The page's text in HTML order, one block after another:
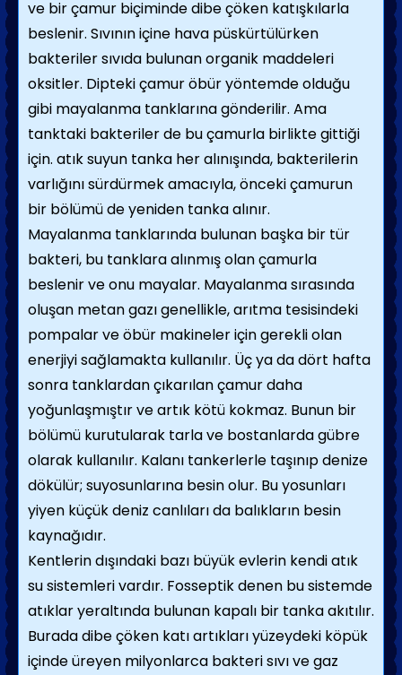
ve bir çamur biçiminde dibe çöken katışkılarla
beslenir. Sıvının içine hava püskürtülürken
bakteriler sıvıda bulu­nan organik maddeleri
oksitler. Dipteki ça­mur öbür yöntemde olduğu
gibi mayalanma tanklarına gönderilir. Ama
tanktaki bakteri­ler de bu çamurla birlikte gittiği
için. atık suyun tanka her alınışında, bakterilerin
varlı­ğını sürdürmek amacıyla, önceki çamurun
bir bölümü de yeniden tanka alınır.
Mayalanma tanklarında bulunan başka bir tür
bakteri, bu tanklara alınmış olan çamurla
beslenir ve onu mayalar. Mayalanma sırasında
oluşan metan gazı ge­nellikle, arıtma tesisindeki
pompalar ve öbür makineler için gerekli olan
enerjiyi sağlamak­ta kullanılır. Üç ya da dört hafta
sonra tanklardan çıkarılan çamur daha
yoğunlaş­mıştır ve artık kötü kokmaz. Bunun bir
bölümü kurutularak tarla ve bostanlarda güb­re
olarak kullanılır. Kalanı tankerlerle taşınıp denize
dökülür; suyosunlarına besin olur. Bu yosunları
yiyen küçük deniz canlıları da balık­ların besin
kaynağıdır.
Kentlerin dışındaki bazı büyük evlerin ken­di atık
su sistemleri vardır. Fosseptik denen bu sistemde
atıklar yeraltında bulunan kapalı bir tanka akıtılır.
Burada dibe çöken katı artıkları yüzeydeki köpük
içinde üreyen mil­yonlarca bakteri sıvı ve gaz